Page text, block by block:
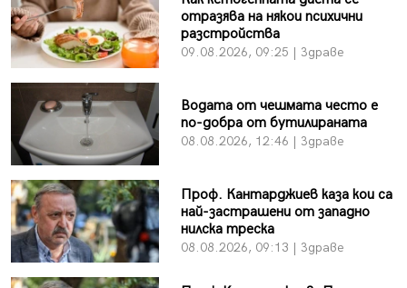
отразява на някои психични
разстройства
09.08.2026, 09:25 | Здраве
Водата от чешмата често е
по-добра от бутилираната
08.08.2026, 12:46 | Здраве
Проф. Кантарджиев каза кои са
най-застрашени от западно
нилска треска
08.08.2026, 09:13 | Здраве